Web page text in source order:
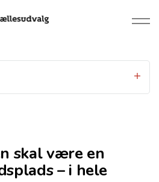
skal være en
– i hele